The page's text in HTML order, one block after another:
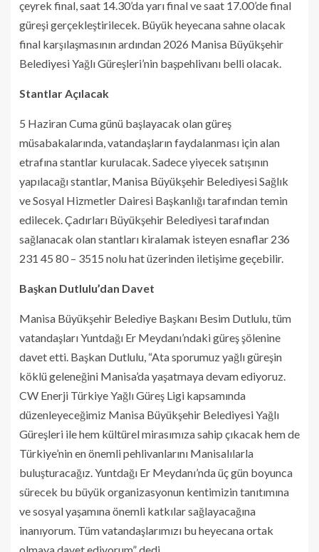
çeyrek final, saat 14.30’da yarı final ve saat 17.00’de final
güreşi gerçekleştirilecek. Büyük heyecana sahne olacak
final karşılaşmasının ardından 2026 Manisa Büyükşehir
Belediyesi Yağlı Güreşleri’nin başpehlivanı belli olacak.
Stantlar Açılacak
5 Haziran Cuma günü başlayacak olan güreş
müsabakalarında, vatandaşların faydalanması için alan
etrafına stantlar kurulacak. Sadece yiyecek satışının
yapılacağı stantlar, Manisa Büyükşehir Belediyesi Sağlık
ve Sosyal Hizmetler Dairesi Başkanlığı tarafından temin
edilecek. Çadırları Büyükşehir Belediyesi tarafından
sağlanacak olan stantları kiralamak isteyen esnaflar 236
231 45 80 – 3515 nolu hat üzerinden iletişime geçebilir.
Başkan Dutlulu’dan Davet
Manisa Büyükşehir Belediye Başkanı Besim Dutlulu, tüm
vatandaşları Yuntdağı Er Meydanı’ndaki güreş şölenine
davet etti. Başkan Dutlulu, “Ata sporumuz yağlı güreşin
köklü geleneğini Manisa’da yaşatmaya devam ediyoruz.
CW Enerji Türkiye Yağlı Güreş Ligi kapsamında
düzenleyeceğimiz Manisa Büyükşehir Belediyesi Yağlı
Güreşleri ile hem kültürel mirasımıza sahip çıkacak hem de
Türkiye’nin en önemli pehlivanlarını Manisalılarla
buluşturacağız. Yuntdağı Er Meydanı’nda üç gün boyunca
sürecek bu büyük organizasyonun kentimizin tanıtımına
ve sosyal yaşamına önemli katkılar sağlayacağına
inanıyorum. Tüm vatandaşlarımızı bu heyecana ortak